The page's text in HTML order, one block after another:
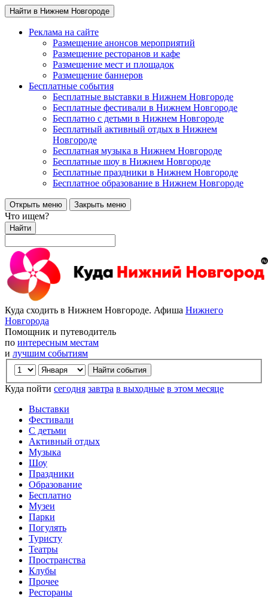
Найти в Нижнем Новгороде
Реклама на сайте
Размещение анонсов мероприятий
Размещение ресторанов и кафе
Размещение мест и площадок
Размещение баннеров
Бесплатные события
Бесплатные выставки в Нижнем Новгороде
Бесплатные фестивали в Нижнем Новгороде
Бесплатно с детьми в Нижнем Новгороде
Бесплатный активный отдых в Нижнем
Новгороде
Бесплатная музыка в Нижнем Новгороде
Бесплатные шоу в Нижнем Новгороде
Бесплатные праздники в Нижнем Новгороде
Бесплатное образование в Нижнем Новгороде
Открыть меню Закрыть меню
Что ищем?
Найти
Куда сходить в Нижнем Новгороде. Афиша Нижнего
Новгорода
Помощник и путеводитель
по интересным местам
и лучшим событиям
Куда пойти сегодня завтра в выходные в этом месяце
Выставки
Фестивали
С детьми
Активный отдых
Музыка
Шоу
Праздники
Образование
Бесплатно
Музеи
Парки
Погулять
Туристу
Театры
Пространства
Клубы
Прочее
Рестораны